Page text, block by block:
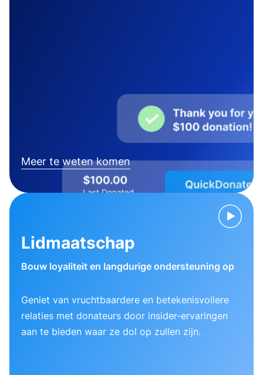
Meer te weten komen
Lidmaatschap
Bouw loyaliteit en langdurige ondersteuning op
Geniet van vruchtbaardere en betekenisvollere
relaties met donateurs door insider-ervaringen
aan te bieden waar ze dol op zullen zijn.